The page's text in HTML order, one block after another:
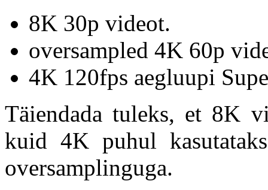
8K 30p videot.
oversampled 4K 60p
4K 120fps aegluupi
Täiendada tuleks, et 8K
kuid 4K puhul
oversamplinguga.